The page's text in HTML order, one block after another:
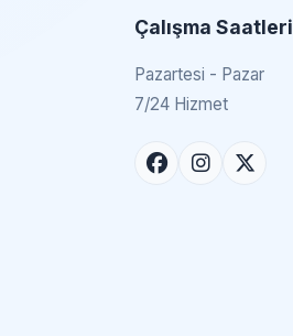
Çalışma Saatleri
Pazartesi - Pazar
7/24 Hizmet